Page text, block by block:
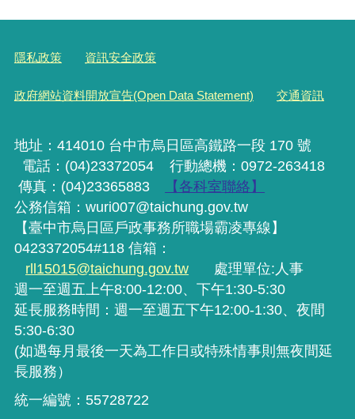
隱私政策 資訊安全政策
政府網站資料開放宣告(Open Data Statement) 交通資訊
地址：414010 台中市烏日區高鐵路一段 170 號
電話：(04)23372054 行動總機 ：0972-263418
傳真：(04)23365883
【各科室聯絡】
公務信箱：wuri007@taichung.gov.tw
【臺中市烏日區戶政事務所職場霸凌專線】
0423372054#118 信箱：
rll15015@taichung.gov.tw
處理單位:人事
週一至週五上午8:00-12:00、下午1:30-5:30
延長服務時間：週一至週五下午12:00-1:30、夜間
5:30-6:30
(如遇每月最後一天為工作日或特殊情事則無夜間延
長服務）
統一編號：55728722